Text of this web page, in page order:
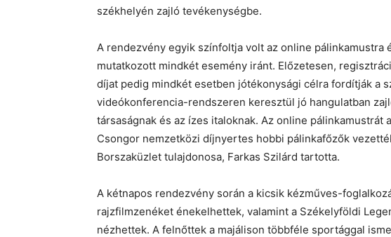
székhelyén zajló tevékenységbe.
A rendezvény egyik színfoltja volt az online pálinkamustra
mutatkozott mindkét esemény iránt. Előzetesen,
díjat pedig mindkét esetben jótékonysági célra fordítják a
videókonferencia-rendszeren keresztül jó hangulatban
társaságnak és az ízes italoknak. Az online pálinkamustrát
Csongor nemzetközi díjnyertes hobbi pálinkafőzők
Borszaküzlet tulajdonosa, Farkas Szilárd tartotta.
A kétnapos rendezvény során a kicsik kézműves-
rajzfilmzenéket énekelhettek, valamint a Székelyföldi
nézhettek. A felnőttek a majálison többféle sportággal